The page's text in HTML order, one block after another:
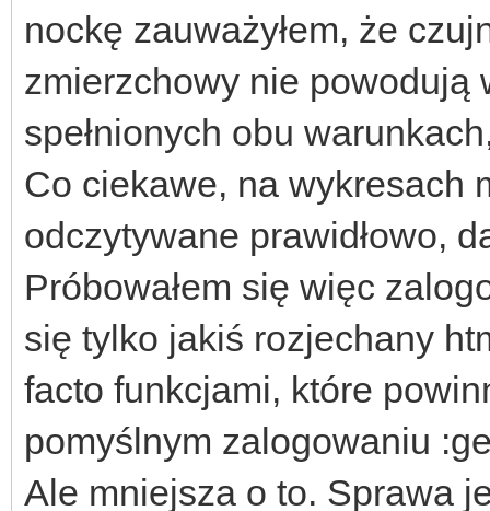
nockę zauważyłem, że
zmierzchowy nie powodują
spełnionych obu
Co ciekawe, na wykresach
odczytywane prawidłowo,
Próbowałem się więc
się tylko jakiś rozjechany
facto funkcjami, które
pomyślnym zalogowaniu
Ale mniejsza o to. Sprawa